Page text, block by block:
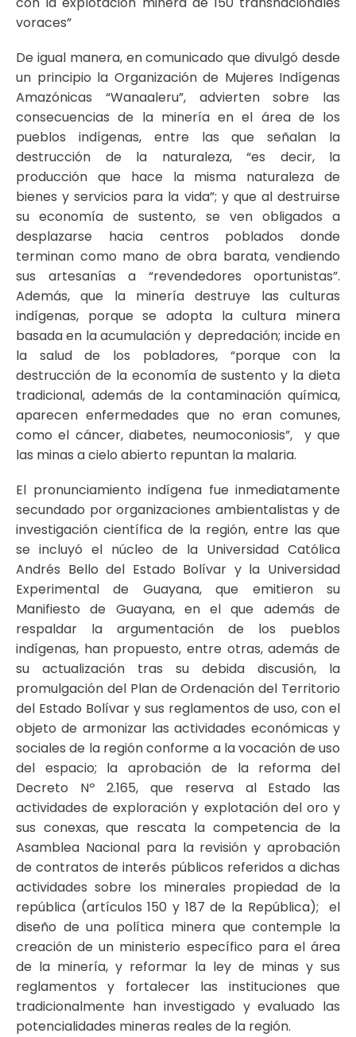
voraces”
De igual manera, en comunicado que divulgó desde
un principio la Organización de Mujeres Indígenas
Amazónicas “Wanaaleru”, advierten sobre las
consecuencias de la minería en el área de los
pueblos indígenas, entre las que señalan la
destrucción de la naturaleza, “es decir, la
producción que hace la misma naturaleza de
bienes y servicios para la vida”; y que al destruirse
su economía de sustento, se ven obligados a
desplazarse hacia centros poblados donde
terminan como mano de obra barata, vendiendo
sus artesanías a “revendedores oportunistas”.
Además, que la minería destruye las culturas
indígenas, porque se adopta la cultura minera
basada en la acumulación y depredación; incide en
la salud de los pobladores, “porque con la
destrucción de la economía de sustento y la dieta
tradicional, además de la contaminación química,
aparecen enfermedades que no eran comunes,
como el cáncer, diabetes, neumoconiosis”, y que
las minas a cielo abierto repuntan la malaria.
El pronunciamiento indígena fue inmediatamente
secundado por organizaciones ambientalistas y de
investigación científica de la región, entre las que
se incluyó el núcleo de la Universidad Católica
Andrés Bello del Estado Bolívar y la Universidad
Experimental de Guayana, que emitieron su
Manifiesto de Guayana, en el que además de
respaldar la argumentación de los pueblos
indígenas, han propuesto, entre otras, además de
su actualización tras su debida discusión, la
promulgación del Plan de Ordenación del Territorio
del Estado Bolívar y sus reglamentos de uso, con el
objeto de armonizar las actividades económicas y
sociales de la región conforme a la vocación de uso
del espacio; la aprobación de la reforma del
Decreto Nº 2.165, que reserva al Estado las
actividades de exploración y explotación del oro y
sus conexas, que rescata la competencia de la
Asamblea Nacional para la revisión y aprobación
de contratos de interés públicos referidos a dichas
actividades sobre los minerales propiedad de la
república (artículos 150 y 187 de la República); el
diseño de una política minera que contemple la
creación de un ministerio específico para el área
de la minería, y reformar la ley de minas y sus
reglamentos y fortalecer las instituciones que
tradicionalmente han investigado y evaluado las
potencialidades mineras reales de la región.